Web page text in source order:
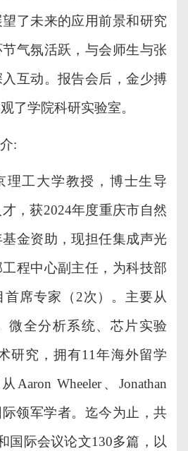
望了未来的应用前景和研究
气氛活跃， 与会师生与张
互动。报告会后 ，金少搏
了学院科研实验室。
:
理工大学教授，博士生导
才 ，获2024年度重庆市自然
金资助，现担任集成声光
程中心副主任，为科技部
首席专家（ 2次）。主要从
微全分析系统、芯片实验
研究，拥有11年海外留学
Wheeler、Jonathan
际领军学者。迄今为止，共
国际会议论文130多篇，以